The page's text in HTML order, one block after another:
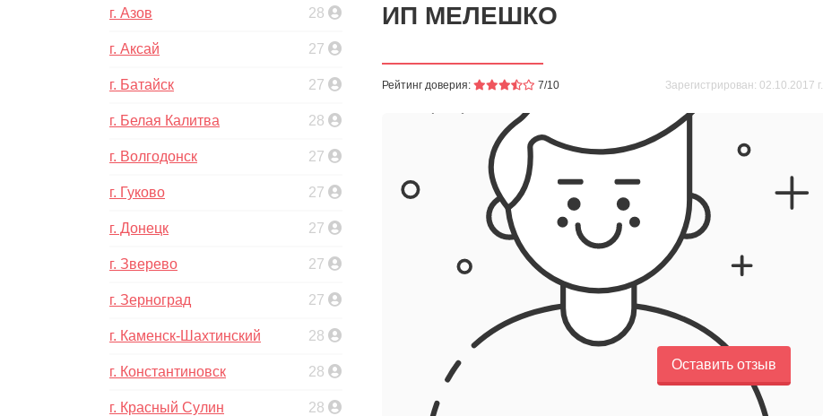
10м ≈2800руб.
г. Азов 28
г. Аксай 27
г. Батайск 27
г. Белая Калитва 28
г. Волгодонск 27
г. Гуково 27
г. Донецк 27
г. Зверево 27
г. Зерноград 27
г. Каменск-Шахтинский 28
г. Константиновск 28
г. Красный Сулин 28
ИП МЕЛЕШКО
Зарегистрирован: 02.10.2017 г.
Рейтинг доверия: 7/10
Оставить отзыв